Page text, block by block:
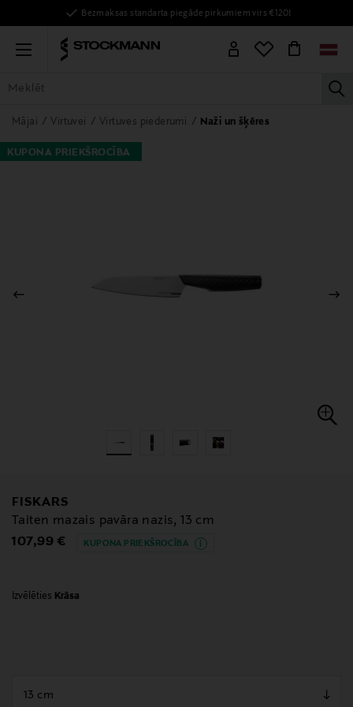
Bezmaksas standarta piegāde pirkumiem virs €120!
Menu
VISAS PRECES SIEVIETĒM VĪRIEŠIEM BĒRNIEM
Mājai Virtuvei Virtuves piederumi Naži un šķēres
KUPONA PRIEKŠROCĪBA
FISKARS
Taiten mazais pavāra nazis, 13 cm
Original Price
107,99 € KUPONA PRIEKŠROCĪBA
Izvēlēties Krāsa